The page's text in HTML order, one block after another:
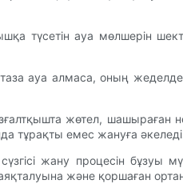
түсетін ауа мөлшерін
ауа алмаса, оның
жөтел,
тұрақты емес жануға
жану процесін
және қоршаған